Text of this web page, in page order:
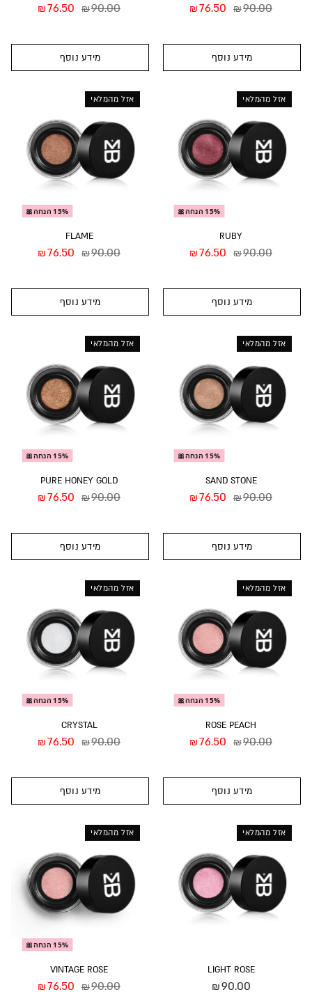
₪90.00
₪76.50
מידע נוסף
₪90.00
₪76.50
מידע נוסף
אזל מהמלאי
15% הנחה🎀
RUBY
₪90.00
₪76.50
מידע נוסף
אזל מהמלאי
15% הנחה🎀
FLAME
₪90.00
₪76.50
מידע נוסף
אזל מהמלאי
15% הנחה🎀
SAND STONE
₪90.00
₪76.50
מידע נוסף
אזל מהמלאי
15% הנחה🎀
PURE HONEY GOLD
₪90.00
₪76.50
מידע נוסף
אזל מהמלאי
15% הנחה🎀
ROSE PEACH
₪90.00
₪76.50
מידע נוסף
אזל מהמלאי
15% הנחה🎀
CRYSTAL
₪90.00
₪76.50
מידע נוסף
אזל מהמלאי
LIGHT ROSE
₪90.00
אזל מהמלאי
15% הנחה🎀
VINTAGE ROSE
₪90.00
₪76.50